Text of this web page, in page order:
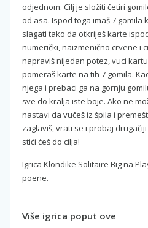
odjednom. Cilj je složiti četiri
od asa. Ispod toga imaš 7
slagati tako da otkriješ karte
numerički, naizmenično crvene i
napraviš nijedan potez, vuci
pomeraš karte na tih 7 gomila.
njega i prebaci ga na gornju
sve do kralja iste boje. Ako ne
nastavi da vučeš iz špila i
zaglaviš, vrati se i probaj
stići ćeš do cilja!
Igrica Klondike Solitaire Big na
poene.
Više igrica poput ove